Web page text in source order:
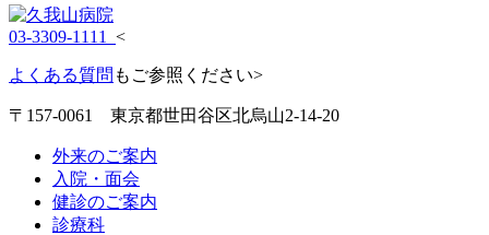
03-3309-1111 <
よくある質問 もご参照ください>
〒157-0061 東京都世田谷区北烏山2-14-20
外来のご案内
入院・面会
健診のご案内
診療科